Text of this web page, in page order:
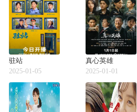
驻站
2025-01-05
真心英雄
2025-01-01